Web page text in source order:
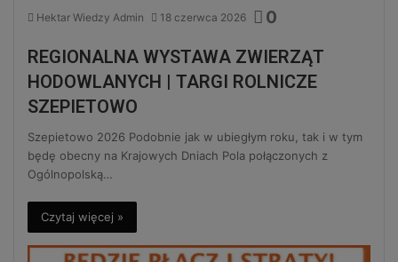
Hektar Wiedzy Admin 18 czerwca 2026 0
REGIONALNA WYSTAWA ZWIERZĄT
HODOWLANYCH | TARGI ROLNICZE
SZEPIETOWO
Szepietowo 2026 Podobnie jak w ubiegłym roku, tak i w tym
będę obecny na Krajowych Dniach Pola połączonych z
Ogólnopolską…
Czytaj więcej »